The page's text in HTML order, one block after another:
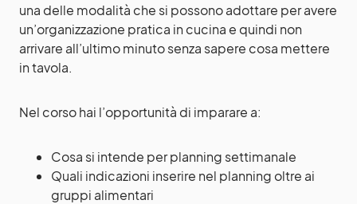
una delle modalità che si possono adottare per avere
un’organizzazione pratica in cucina e quindi non
arrivare all’ultimo minuto senza sapere cosa mettere
in tavola.
Nel corso hai l’opportunità di imparare a:
Cosa si intende per planning settimanale
Quali indicazioni inserire nel planning oltre ai
gruppi alimentari